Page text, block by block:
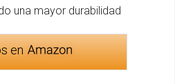
una mayor durabilidad
en